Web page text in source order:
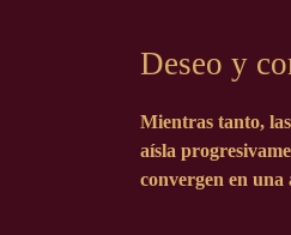
Deseo y
Mientras tanto,
aísla
convergen en